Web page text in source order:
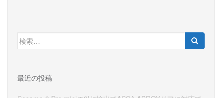
検
索:
最近の投稿